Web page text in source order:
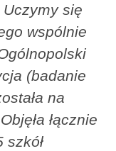
się
wspólnie
(badanie
na
łącznie
szkół